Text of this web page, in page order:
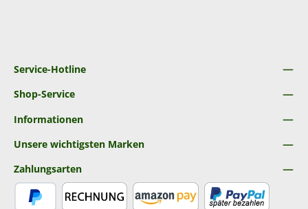
Service-Hotline
Shop-Service
Informationen
Unsere wichtigsten Marken
Zahlungsarten